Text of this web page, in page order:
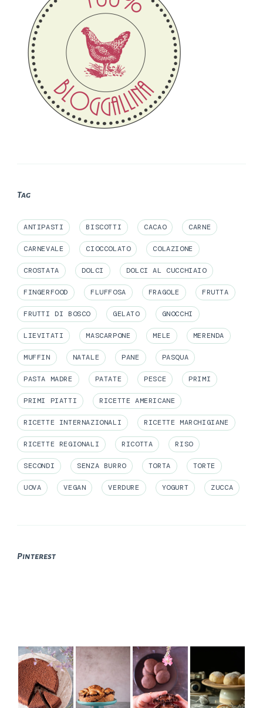
Tag
ANTIPASTI BISCOTTI CACAO CARNE
CARNEVALE CIOCCOLATO COLAZIONE
CROSTATA DOLCI DOLCI AL CUCCHIAIO
FINGERFOOD FLUFFOSA FRAGOLE FRUTTA
FRUTTI DI BOSCO GELATO GNOCCHI
LIEVITATI MASCARPONE MELE MERENDA
MUFFIN NATALE PANE PASQUA
PASTA MADRE PATATE PESCE PRIMI
PRIMI PIATTI RICETTE AMERICANE
RICETTE INTERNAZIONALI RICETTE MARCHIGIANE
RICETTE REGIONALI RICOTTA RISO
SECONDI SENZA BURRO TORTA TORTE
UOVA VEGAN VERDURE YOGURT ZUCCA
Pinterest